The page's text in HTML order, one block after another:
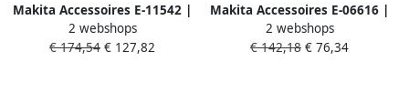
Makita Accessoires E-11542 |
Gereedschapsset | Makpac
koffer | 87-delig E-11542
2 webshops
€ 174,54 € 127,82
Makita Accessoires E-06616 |
Gereedschapsset | koffer |
120-delig E-06616
2 webshops
€ 142,18 € 76,34